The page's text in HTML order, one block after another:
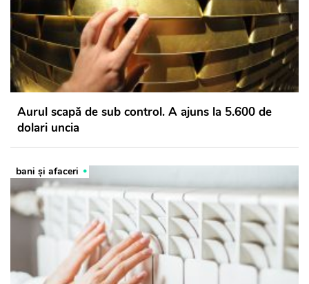
Aurul scapă de sub control. A ajuns la 5.600 de
dolari uncia
bani și afaceri